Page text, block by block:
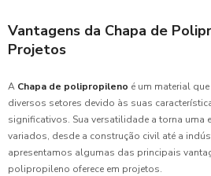
Vantagens da Chapa de
Projetos
A Chapa de polipropileno é um material
diversos setores devido às suas
significativos. Sua versatilidade a torna
variados, desde a construção civil até a
apresentamos algumas das principais
polipropileno oferece em projetos.